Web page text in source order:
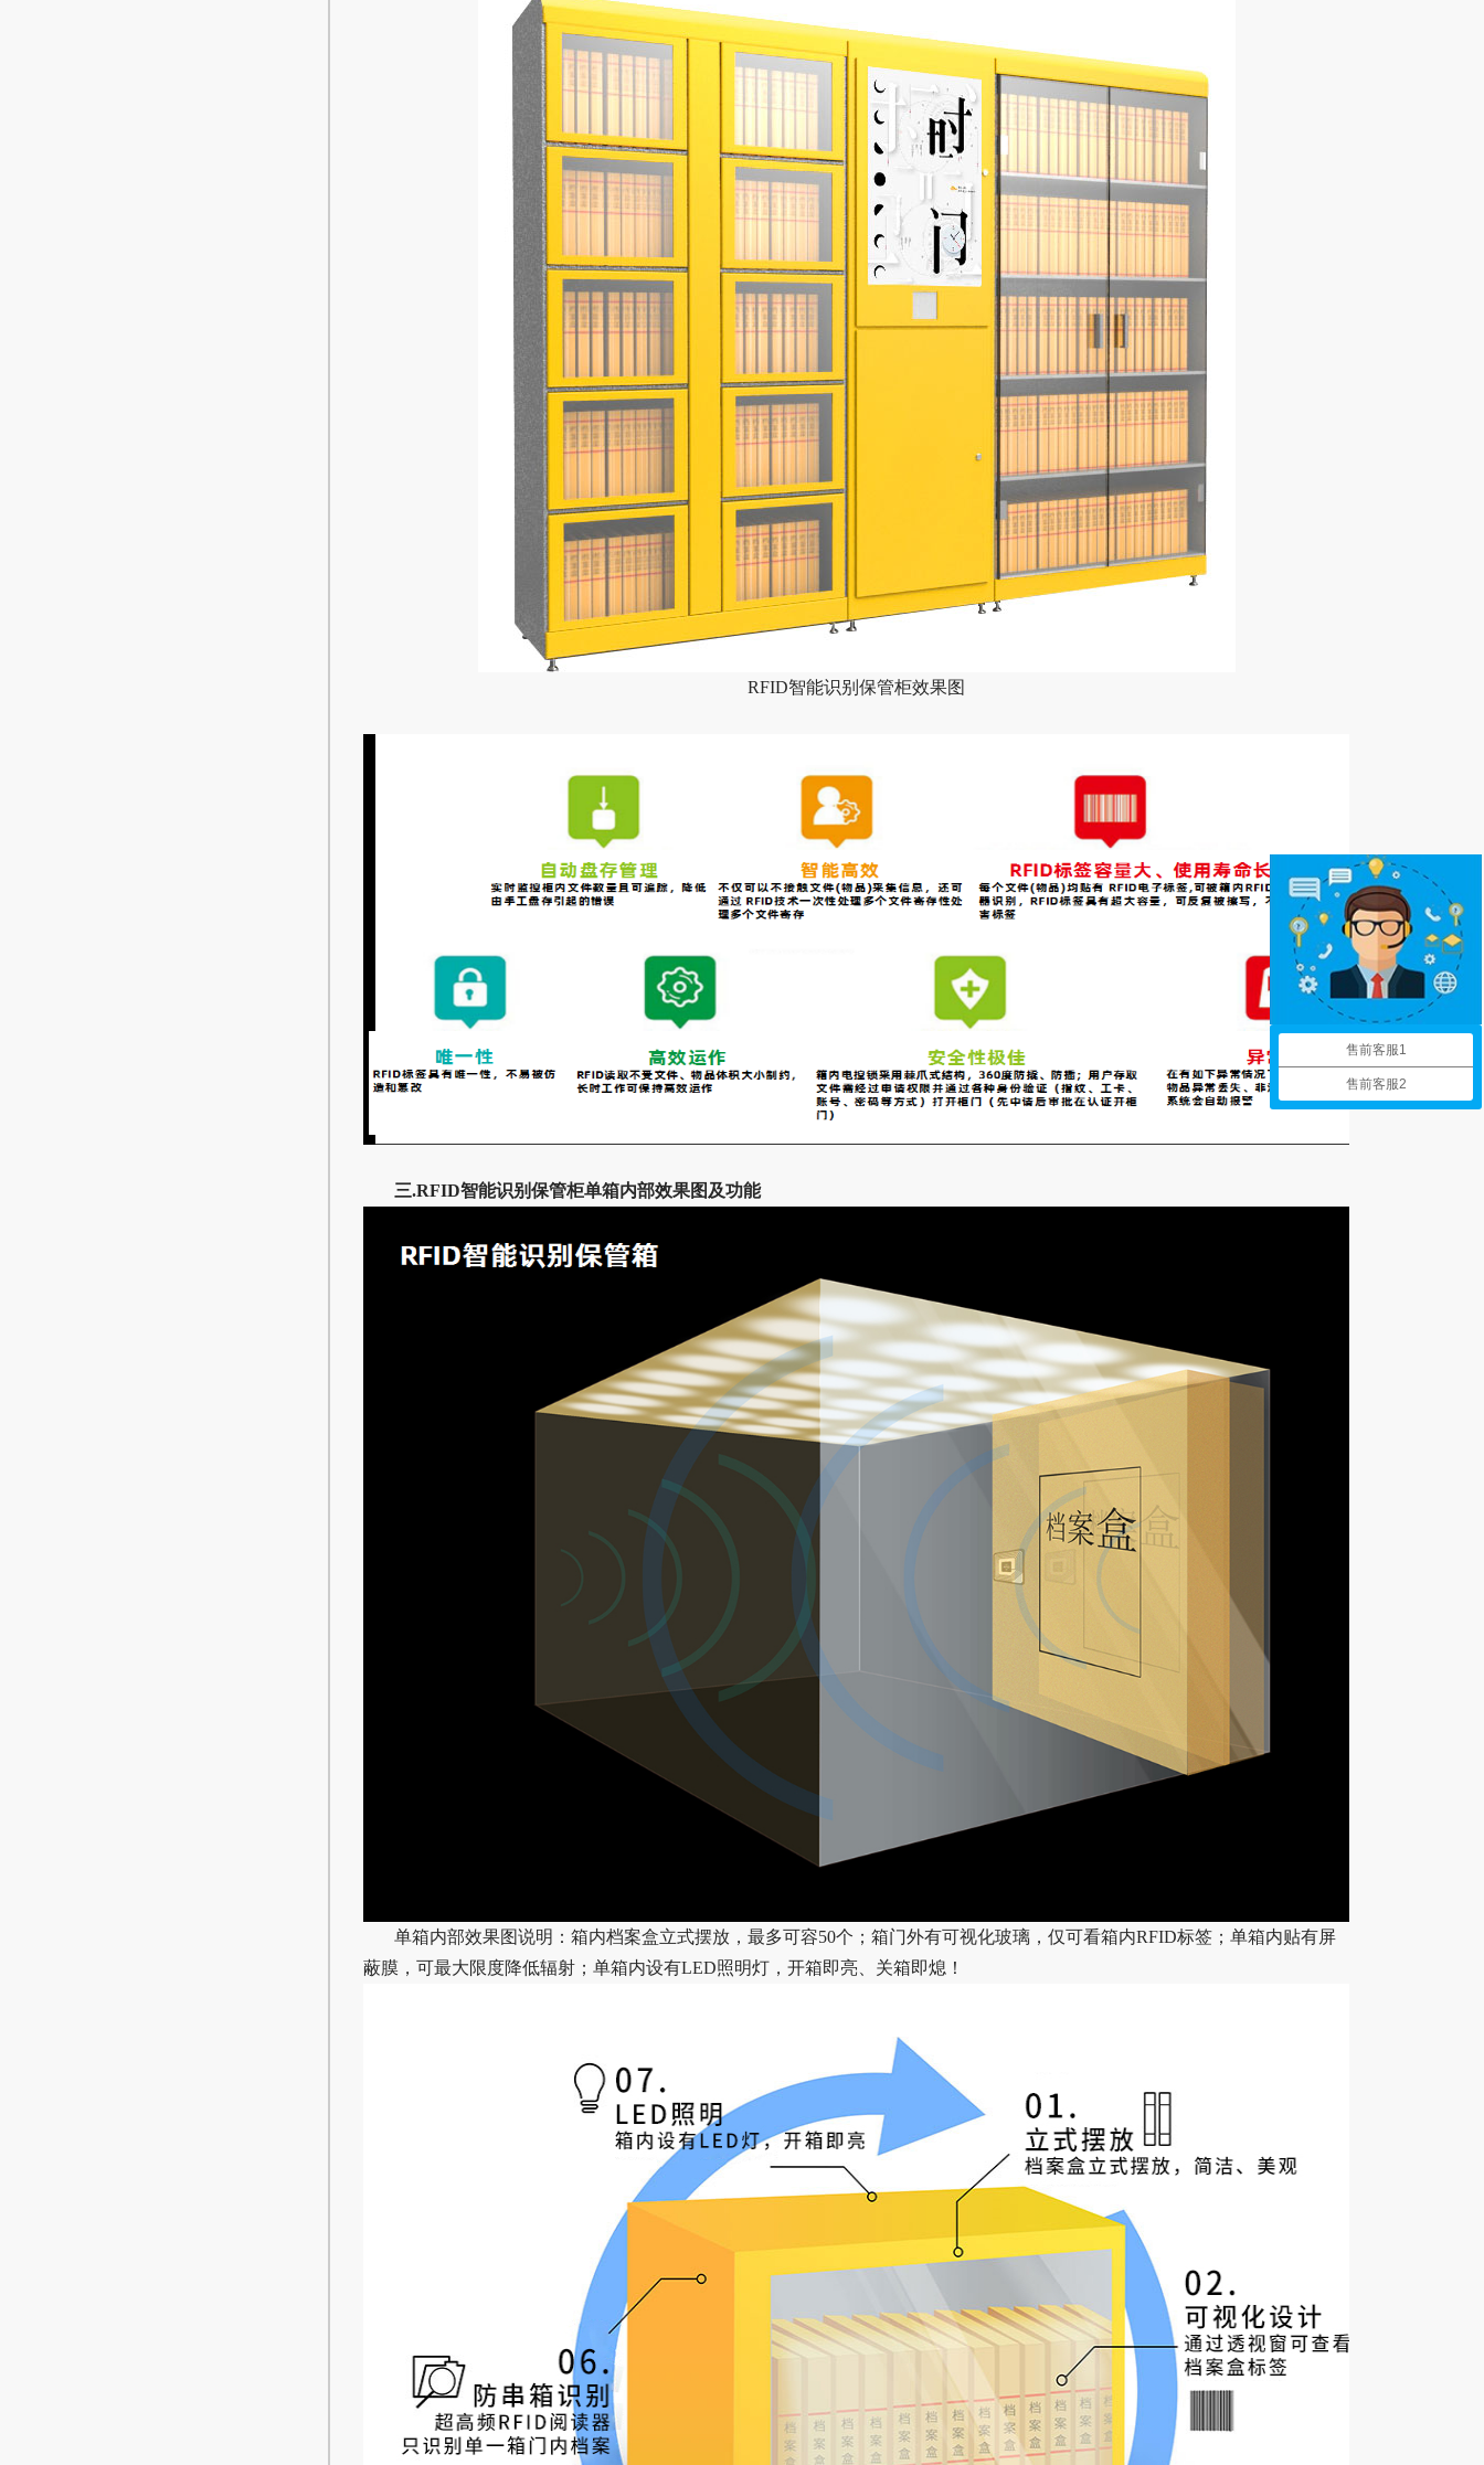
RFID智能识别保管柜效果图
三.RFID智能识别保管柜单箱内部效果图及功能
单箱内部效果图说明：箱内档案盒立式摆放，最多可容50个；箱门外有可视化玻璃，仅可看箱内RFID标签；单箱内贴有屏
蔽膜，可最大限度降低辐射；单箱内设有LED照明灯，开箱即亮、关箱即熄！
售前客服1
售前客服2